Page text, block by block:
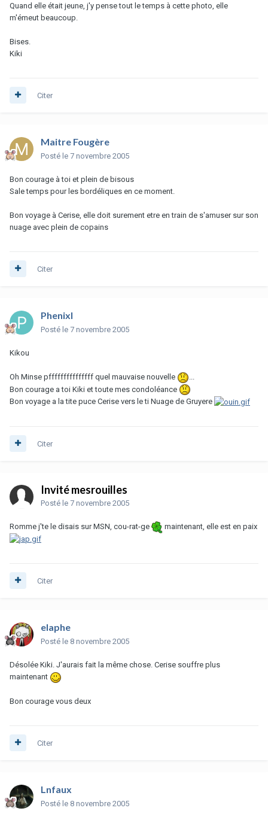
Quand elle était jeune, j'y pense tout le temps à cette photo, elle
m'émeut beaucoup.
Bises.
Kiki
Citer
Maitre Fougère
Posté le 7 novembre 2005
Bon courage à toi et plein de bisous
Sale temps pour les bordéliques en ce moment.
Bon voyage à Cerise, elle doit surement etre en train de s'amuser sur son
nuage avec plein de copains
Citer
Phenixl
Posté le 7 novembre 2005
Kikou
Oh Minse pfffffffffffffff quel mauvaise nouvelle
Bon courage a toi Kiki et toute mes condoléance
Bon voyage a la tite puce Cerise vers le ti Nuage de Gruyere
Citer
Invité mesrouilles
Posté le 7 novembre 2005
Romme j'te le disais sur MSN, cou-rat-ge maintenant, elle est en paix
Citer
elaphe
Posté le 8 novembre 2005
Désolée Kiki. J'aurais fait la même chose. Cerise souffre plus
maintenant
Bon courage vous deux
Citer
Lnfaux
Posté le 8 novembre 2005